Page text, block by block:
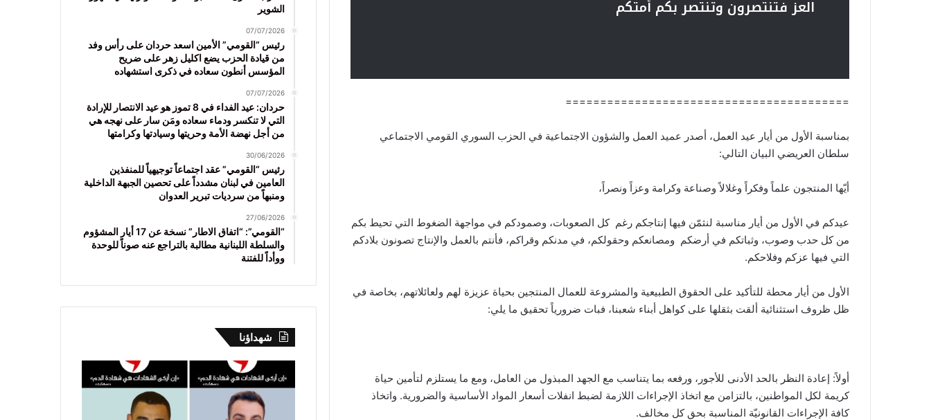
العز فتنتصرون وتنتصر بكم أمتكم
=========================================
بمناسبة الأول من أيار عيد العمل، أصدر عميد العمل والشؤون الاجتماعية في الحزب السوري القومي الاجتماعي
سلطان العريضي البيان التالي:
أيّها المنتجون علماً وفكراً وغلالاً وصناعة وكرامة وعزاً ونصراً،
عيدكم في الأول من أيار مناسبة لنثمّن فيها إنتاجكم رغم كل الصعوبات، وصمودكم في مواجهة الضغوط التي تحيط بكم
من كل حدب وصوب، وثباتكم في أرضكم ومصانعكم وحقولكم، في مدنكم وقراكم، فأنتم بالعمل والإنتاج تصونون بلادكم
التي فيها عزكم وفلاحكم.
الأول من أيار محطة للتأكيد على الحقوق الطبيعية والمشروعة للعمال المنتجين بحياة عزيزة لهم ولعائلاتهم، بخاصة في
ظل ظروف استثنائية ألقت بثقلها على كواهل أبناء شعبنا، فبات ضرورياً تحقيق ما يلي:
أولاً: إعادة النظر بالحد الأدنى للأجور، ورفعه بما يتناسب مع الجهد المبذول من العامل، ومع ما يستلزم لتأمين حياة
كريمة لكل المواطنين، بالتزامن مع اتخاذ الإجراءات اللازمة لضبط انفلات أسعار المواد الأساسية والضرورية. واتخاذ
كافة الإجراءات القانونيّة المناسبة بحق كل مخالف.
الشوير
07/07/2026
رئيس “القومي” الأمين اسعد حردان على رأس وفد
من قيادة الحزب يضع اكليل زهر على ضريح
المؤسس أنطون سعاده في ذكرى استشهاده
07/07/2026
حردان: عيد الفداء في 8 تموز هو عيد الانتصار للإرادة
التي لا تنكسر ودماء سعاده ومَن سار على نهجه هي
من أجل نهضة الأمة وحريتها وسيادتها وكرامتها
30/06/2026
رئيس “القومي” عقد اجتماعاً توجيهياً للمنفذين
العامين في لبنان مشدداً على تحصين الجبهة الداخلية
ومنبهاً من سرديات تبرير العدوان
27/06/2026
“القومي”: “اتفاق الاطار” نسخة عن 17 أيار المشؤوم
والسلطة اللبنانية مطالبة بالتراجع عنه صوناً للوحدة
ووأداً للفتنة
شهداؤنا